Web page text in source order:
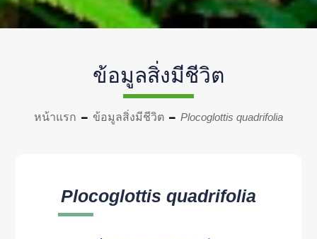
ข้อมูลสิ่งมีชีวิต
หน้าแรก ข้อมูลสิ่งมีชีวิต Plocoglottis quadrifolia
Plocoglottis quadrifolia